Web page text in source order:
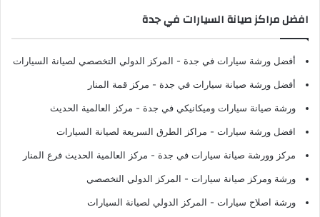
افضل مراكز صيانة السيارات في جدة
أفضل ورشة سيارات في جدة - المركز الدولي التخصصي لصيانة السيارات
أفضل ورشة صيانة سيارات في جدة - مركز قمة المنار
ورشة صيانة سيارات وميكانيكي في جدة - مركز العالمية الحديث
افضل ورشة سيارات - مراكز الطرق السريعة لصيانة السيارات
مركز وورشة صيانة سيارات في جدة - مركز العالمية الحديث فرع المنار
ورشة ومركز صيانة سيارات - المركز الدولي التخصصي
ورشة اصلاح سيارات - المركز الدولي لصيانة السيارات